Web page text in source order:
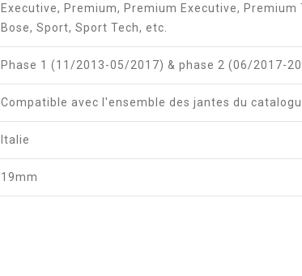
Executive, Premium, Premium Executive,
Bose, Sport, Sport Tech, etc.
Phase 1 (11/2013-05/2017) & phase 2 (06/2017-
Compatible avec l'ensemble des jantes du
Italie
19mm